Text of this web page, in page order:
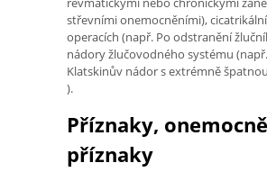
střevními onemocněními),
operacích (např. Po odstranění
nádory žlučovodného systému
Klatskinův nádor s extrémně
).
Příznaky,
příznaky